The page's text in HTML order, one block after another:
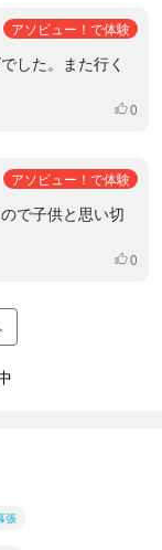
アソビュー！で体験
した。また行く
いいね
0
アソビュー！で体験
で子供と思い切
いいね
0
張